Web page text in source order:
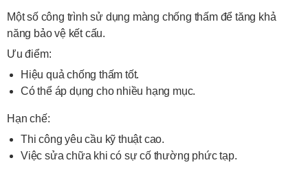
Một số công trình sử dụng màng chống thấm để tăng khả
năng bảo vệ kết cấu.
Ưu điểm:
Hiệu quả chống thấm tốt.
Có thể áp dụng cho nhiều hạng mục.
Hạn chế:
Thi công yêu cầu kỹ thuật cao.
Việc sửa chữa khi có sự cố thường phức tạp.